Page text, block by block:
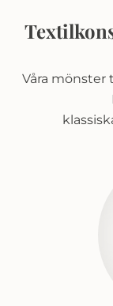
Våra mönster